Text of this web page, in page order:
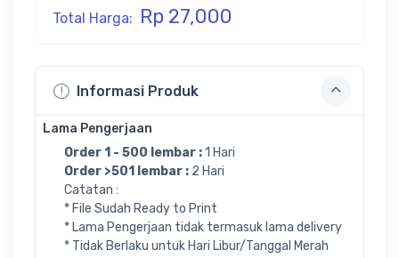
Informasi Produk
Lama Pengerjaan
Order 1 - 500 lembar :1 Hari
Order >501 lembar : 2 Hari
Catatan :
* File Sudah Ready to Print
* Lama Pengerjaan tidak termasuk lama delivery
* Tidak Berlaku untuk Hari Libur/Tanggal Merah
Total Harga: Rp 27,000